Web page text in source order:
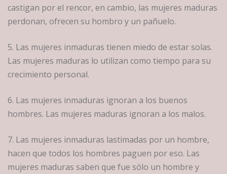
castigan por el rencor, en cambio, las mujeres maduras
perdonan, ofrecen su hombro y un pañuelo.
5. Las mujeres inmaduras tienen miedo de estar solas.
Las mujeres maduras lo utilizan como tiempo para su
crecimiento personal.
6. Las mujeres inmaduras ignoran a los buenos
hombres. Las mujeres maduras ignoran a los malos.
7. Las mujeres inmaduras lastimadas por un hombre,
hacen que todos los hombres paguen por eso. Las
mujeres maduras saben que fue sólo un hombre y